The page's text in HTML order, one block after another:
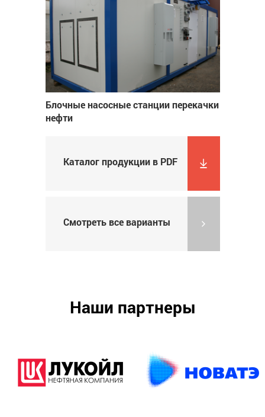
Блочные насосные станции перекачки
нефти
Каталог продукции в PDF
Смотреть все варианты
Наши партнеры